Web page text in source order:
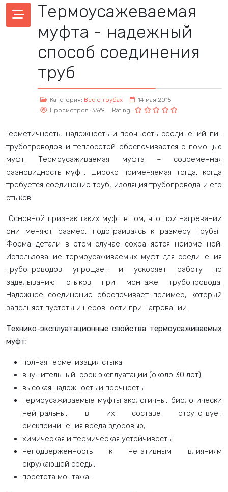
Термоусажеваемая
муфта - надежный
способ соединения
труб
Категория: Все о трубах
14 мая 2015
Просмотров: 3399
Rating:
Герметичность, надежность и прочность соединений пи-
трубопроводов и теплосетей обеспечивается с помощью
муфт. Термоусаживаемая муфта – современная
разновидность муфт, широко применяемая тогда, когда
требуется соединение труб, изоляция трубопровода и его
стыков.
Основной признак таких муфт в том, что при нагревании
они меняют размер, подстраиваясь к размеру трубы.
Форма детали в этом случае сохраняется неизменной.
Использование термоусаживаемых муфт для соединения
трубопроводов упрощает и ускоряет работу по
заделыванию стыков при монтаже трубопровода.
Надежное соединение обеспечивает полимер, который
заполняет пустоты и неровности при нагревании.
Технико-эксплуатационные свойства термоусаживаемых
муфт:
полная герметизация стыка;
внушительный срок эксплуатации (около 30 лет);
высокая надежность и прочность;
термоусаживаемые муфты экологичны, биологически
нейтральны, в их составе отсутствует
рискпричинения вреда здоровью;
химическая и термическая устойчивость;
неподверженность к негативным влияниям
окружающей среды;
простота монтажа.